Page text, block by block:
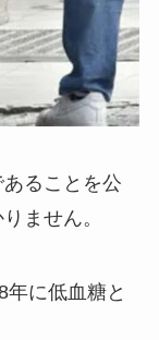
ることを公
ません。
に低血糖と